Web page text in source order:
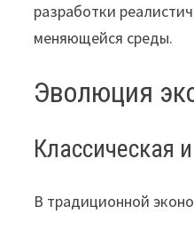
разработки
меняющейся среды.
Эволюция
Классическая
В традиционной